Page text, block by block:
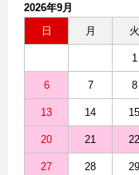
2026年9月
日
月 火
1
6 7 8
13 14 15
20 21 22
27 28 29